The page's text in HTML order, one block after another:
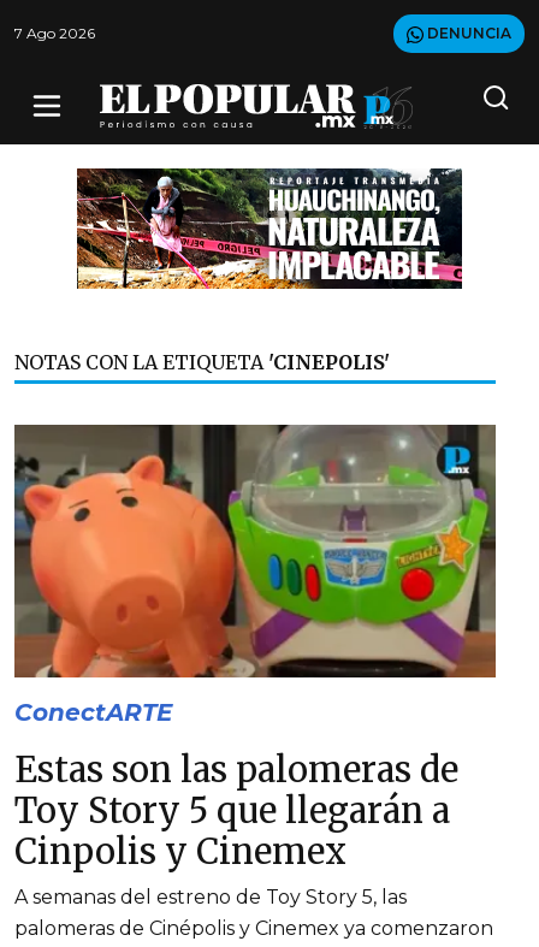
7 Ago 2026 DENUNCIA
NOTAS CON LA ETIQUETA 'CINEPOLIS'
ConectARTE
Estas son las palomeras de
Toy Story 5 que llegarán a
Cinpolis y Cinemex
A semanas del estreno de Toy Story 5, las
palomeras de Cinépolis y Cinemex ya comenzaron